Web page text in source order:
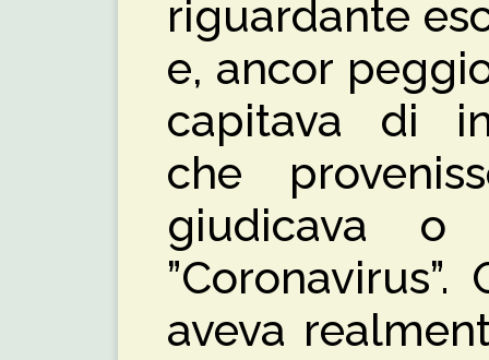
riguardante
e, ancor
capitava di
che
giudicava o
aveva